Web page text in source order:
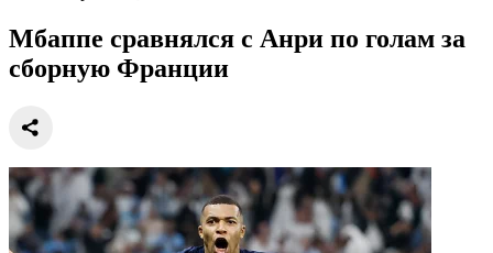
Мбаппе сравнялся с Анри по голам за
сборную Франции